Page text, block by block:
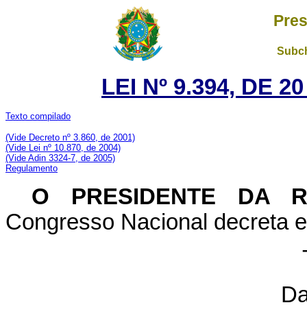
LEI Nº 9.394, DE
Texto compilado
(Vide Decreto nº 3.860, de 2001)
(Vide Lei nº 10.870, de 2004)
(Vide Adin 3324-7, de 2005)
Regulamento
O PRESIDENTE DA
Congresso Nacional decreta